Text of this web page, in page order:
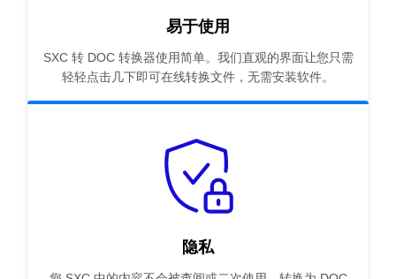
易于使用
SXC 转 DOC 转换器使用简单。我们直观的界面让您只需
轻轻点击几下即可在线转换文件，无需安装软件。
隐私